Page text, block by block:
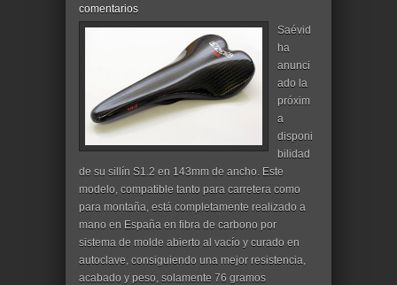
comentarios
Saévid
ha
anunci
ado la
próxim
a
disponi
bilidad
de su sillín S1.2 en 143mm de ancho. Este
modelo, compatible tanto para carretera como
para montaña, está completamente realizado a
mano en España en fibra de carbono por
sistema de molde abierto al vacío y curado en
autoclave, consiguiendo una mejor resistencia,
acabado y peso, solamente 76 gramos